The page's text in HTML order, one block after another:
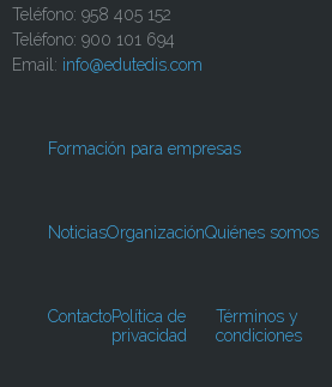
Teléfono: 958 405 152
Teléfono: 900 101 694
Email: info@edutedis.com
Formación para empresas
NoticiasOrganizaciónQuiénes somos
ContactoPolítica de
privacidad
Términos y
condiciones